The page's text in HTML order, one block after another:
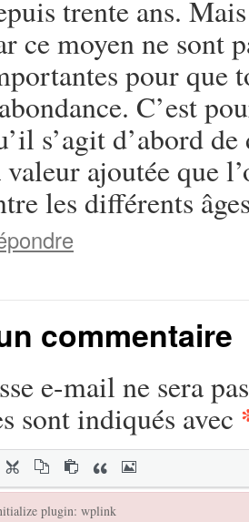
trente ans.
ce moyen ne sont
pour que
C’est
s’agit d’abord
ajoutée que
les différents
commentaire
e-mail ne sera
sont indiqués avec
plugin: wplink